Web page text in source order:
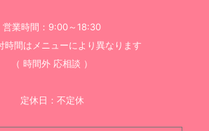
営業時間：9:00～18:30
時間はメニューにより異なります
（ 時間外 応相談 ）
定休日：不定休